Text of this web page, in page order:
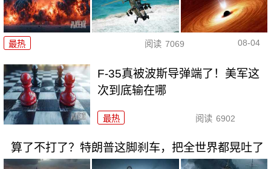
最热 阅读 7069 08-04
F-35真被波斯导弹端了！美军这
次到底输在哪
最热 阅读 6902
算了不打了？特朗普这脚刹车，把全世界都晃吐了